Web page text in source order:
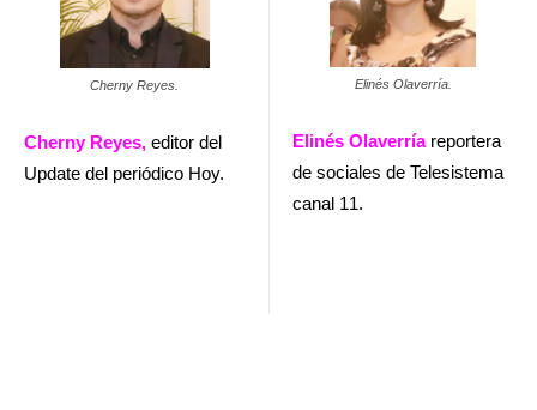
Cherny Reyes.
Cherny Reyes, editor del
Update del periódico Hoy.
Elinés Olaverría.
Elinés Olaverría reportera
de sociales de Telesistema
canal 11.